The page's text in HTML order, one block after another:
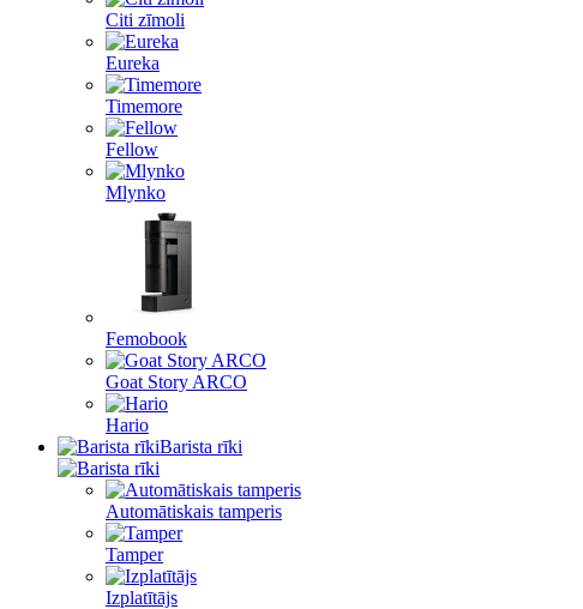
Citi zīmoli
Eureka
Timemore
Fellow
Mlynko
Femobook
Goat Story ARCO
Hario
Barista rīki
Automātiskais tamperis
Tamper
Izplatītājs